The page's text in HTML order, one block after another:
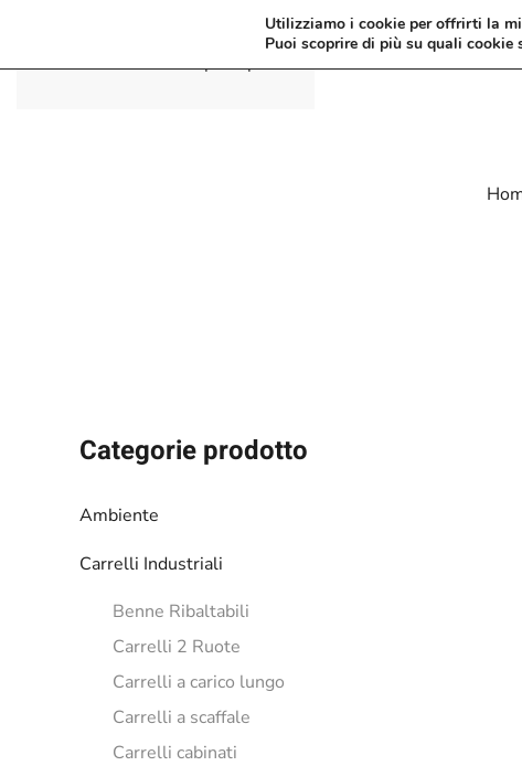
Passa al contenuto principale
Categorie prodotto
Ambiente
Carrelli Industriali
Benne Ribaltabili
Carrelli 2 Ruote
Carrelli a carico lungo
Carrelli a scaffale
Carrelli cabinati
Utilizziamo i cookie per offrirti la
Puoi scoprire di più su quali